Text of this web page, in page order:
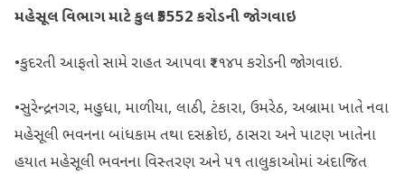
મહેસૂલ વિભાગ માટે કુલ₹5552 કરોડની જોગવાઇ
•કુદરતી આફતો સામે રાહત આપવા ₹૨૧૪૫ કરોડની જોગવાઇ.
•સુરેન્દ્રનગર, મહુધા, માળીયા, લાઠી, ટંકારા, ઉમરેઠ, અબ્રામા ખાતે નવા
મહેસૂલી ભવનના બાંધકામ તથા દસક્રોઇ, ઠાસરા અને પાટણ ખાતેના
હયાત મહેસૂલી ભવનના વિસ્તરણ અને ૫૧ તાલુકાઓમાં અંદાજિત